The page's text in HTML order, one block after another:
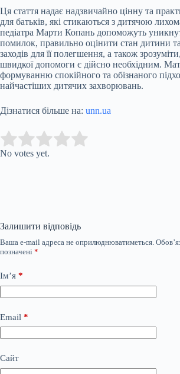
Ця стаття надає надзвичайно цінну та
для батьків, які стикаються з дитячою
педіатра Марти Копань допоможуть
помилок, правильно оцінити стан дитини
заходів для її полегшення, а також
швидкої допомоги є дійсно необхідним.
формуванню спокійного та обізнаного
найчастіших дитячих захворювань.
Дізнатися більше на: unn.ua
Rate this item:
No votes yet.
Залишити відповідь
Ваша e-mail адреса не оприлюднюватиметься.
позначені *
Ім’я *
Email *
Сайт